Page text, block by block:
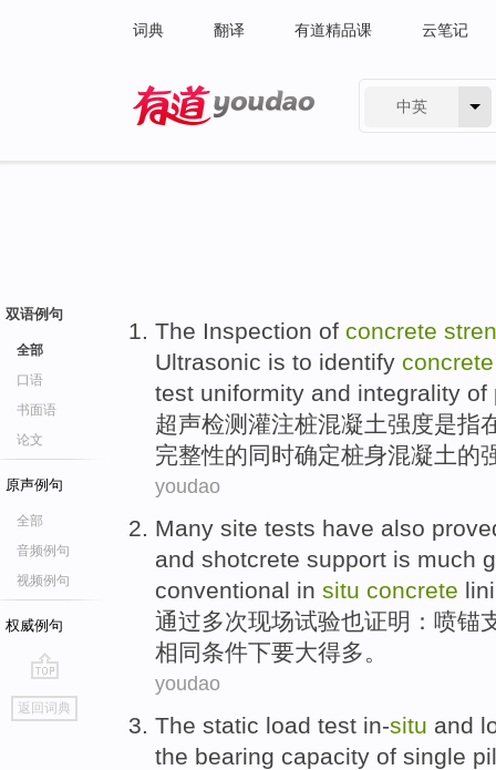
词典 翻译 有道精品课 云笔记
中英
双语例句
全部
口语
书面语
论文
原声例句
全部
音频例句
视频例句
权威例句
go
top
返回词典
The Inspection of concrete
Ultrasonic is to identify
test uniformity and integrality of
超声检测 灌注桩混凝土强度是指
完整性的同时确定桩身混凝土的
youdao
Many site tests have also
and shotcrete support is much
conventional in situ concrete
通过多次现场试验也证明 ： 喷锚
相同条件下要大得多。
youdao
The static load test in-situ and
the bearing capacity of single